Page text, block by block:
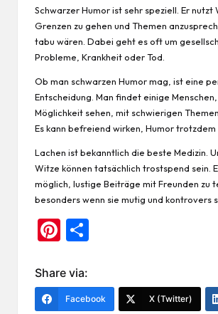
Schwarzer Humor ist sehr speziell. Er nutzt
Grenzen zu gehen und Themen
tabu wären. Dabei geht es oft um
Probleme, Krankheit oder Tod.
Ob man schwarzen Humor mag, ist eine
Entscheidung. Man findet einige
Möglichkeit sehen, mit schwierigen
Es kann befreiend wirken, Humor trotzdem
Lachen ist bekanntlich die beste Medizin.
Witze können tatsächlich trostspend sein.
möglich, lustige Beiträge mit Freunden zu
besonders wenn sie mutig und kontrovers
Pi
er
es
Share via:
Facebook X (Twitter)